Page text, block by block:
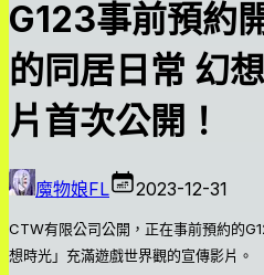
G123事前預約
的同居日常 幻
片首次公開！
魔物娘FL 2023-12-31
CTW有限公司公開，正在事前預約的
想時光」充滿遊戲世界觀的宣傳影片。